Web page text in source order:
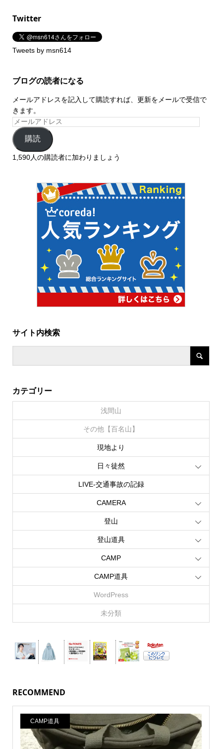
Twitter
Tweets by msn614
ブログの読者になる
メールアドレスを記入して購読すれば、更新をメールで受信で
きます。
購読
1,590人の購読者に加わりましょう
サイト内検索
カテゴリー
浅間山
その他【百名山】
現地より
日々徒然
LIVE‐交通事故の記録
CAMERA
登山
登山道具
CAMP
CAMP道具
WordPress
未分類
RECOMMEND
CAMP道具